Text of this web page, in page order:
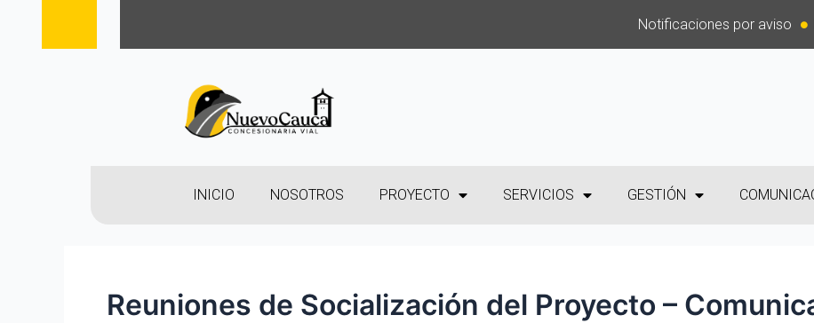
Notificaciones por aviso
INICIO NOSOTROS PROYECTO SERVICIOS GESTIÓN
Reuniones de Socialización del Proyecto –